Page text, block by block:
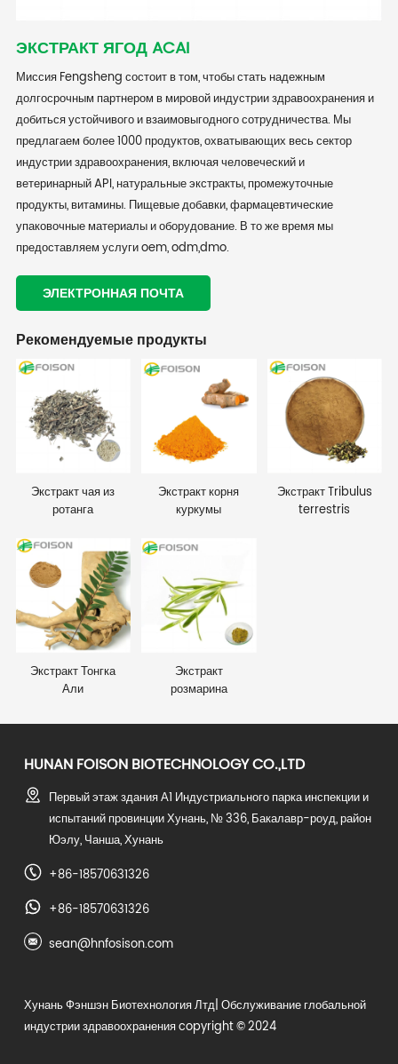
ЭКСТРАКТ ЯГОД ACAI
Миссия Fengsheng состоит в том, чтобы стать надежным
долгосрочным партнером в мировой индустрии здравоохранения и
добиться устойчивого и взаимовыгодного сотрудничества. Мы
предлагаем более 1000 продуктов, охватывающих весь сектор
индустрии здравоохранения, включая человеческий и
ветеринарный API, натуральные экстракты, промежуточные
продукты, витамины. Пищевые добавки, фармацевтические
упаковочные материалы и оборудование. В то же время мы
предоставляем услуги oem, odm,dmo.
ЭЛЕКТРОННАЯ ПОЧТА
Рекомендуемые продукты
Экстракт чая из
ротанга
Экстракт корня
куркумы
Экстракт Tribulus
terrestris
Экстракт Тонгка
Али
Экстракт
розмарина
HUNAN FOISON BIOTECHNOLOGY CO.,LTD
Первый этаж здания А1 Индустриального парка инспекции и
испытаний провинции Хунань, № 336, Бакалавр-роуд, район
Юэлу, Чанша, Хунань
+86-18570631326
+86-18570631326
sean@hnfosison.com
Хунань Фэншэн Биотехнология Лтд | Обслуживание глобальной
индустрии здравоохранения copyright © 2024